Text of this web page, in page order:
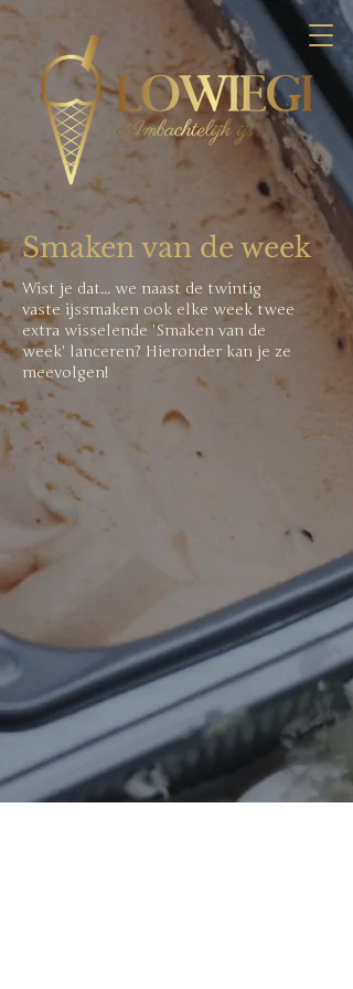
Smaken van de week
Wist je dat... we naast de twintig
vaste ijssmaken ook elke week twee
extra wisselende 'Smaken van de
week' lanceren? Hieronder kan je ze
meevolgen!